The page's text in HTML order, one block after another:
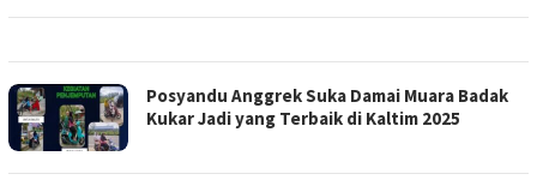
Posyandu Anggrek Suka Damai Muara Badak
Kukar Jadi yang Terbaik di Kaltim 2025